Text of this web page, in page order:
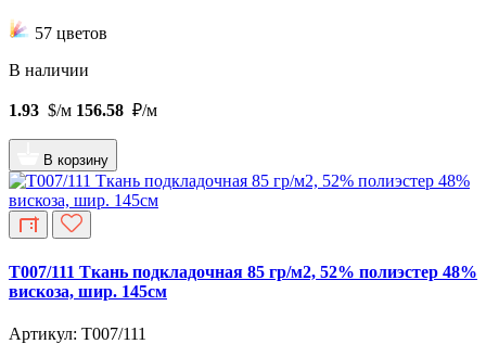
57 цветов
В наличии
1.93 $/м 156.58 ₽/м
В корзину
T007/111 Ткань подкладочная 85 гр/м2, 52% полиэстер 48%
вискоза, шир. 145см
Артикул: T007/111